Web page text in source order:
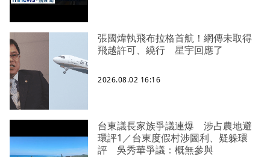
張國煒執飛布拉格首航！網傳未取得
飛越許可、繞行 星宇回應了
2026.08.02 16:16
台東議長家族爭議連爆 涉占農地避
環評1／台東度假村涉圖利、疑躲環
評 吳秀華爭議：概無參與